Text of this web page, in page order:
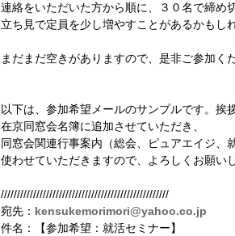
連絡をいただいた方から順に、３０名で締め
立ち見で定員を少し増やすことがあるかもし
まだまだ空きがありますので、是非ご参加く
以下は、参加希望メールのサンプルです。挨
在京同窓会名簿に追加させていただき、
同窓会関連行事案内（総会、ピュアエイジ、
使わせていただきますので、よろしくお願い
////////////////////////////////////////////////////
宛先： kensukemorimori@yahoo.co.jp
件名：【参加希望：就活セミナー】